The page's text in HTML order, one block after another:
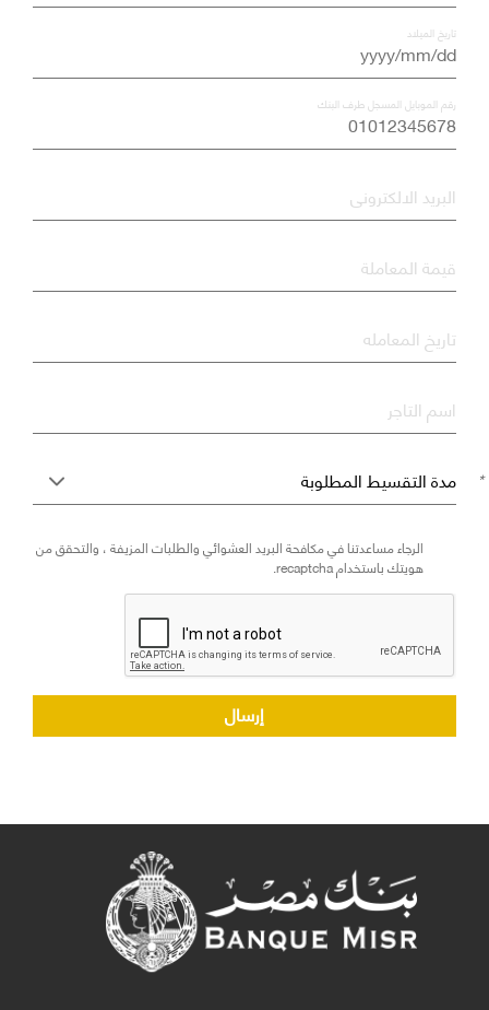
تاريخ الميلاد
رقم الموبايل المسجل طرف البنك
البريد الالكترونى
قيمة المعاملة
تاريخ المعامله
اسم التاجر
*
الرجاء مساعدتنا في مكافحة البريد العشوائي والطلبات المزيفة ، والتحقق من
هويتك باستخدام recaptcha.